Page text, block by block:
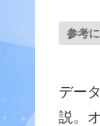
参考
デー
説。